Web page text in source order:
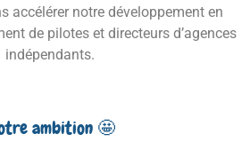
accélérer notre développement en
de pilotes et directeurs d’agences
indépendants.
ambition 🤩